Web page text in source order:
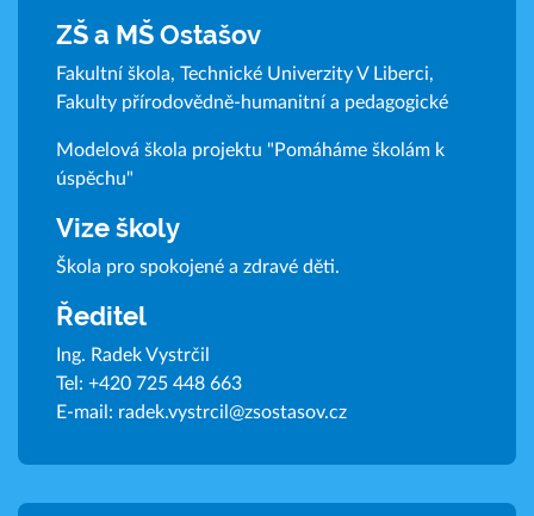
ZŠ a MŠ Ostašov
Fakultní škola, Technické Univerzity V Liberci,
Fakulty přírodovědně-humanitní a pedagogické
Modelová škola projektu "Pomáháme školám k
úspěchu"
Vize školy
Škola pro spokojené a zdravé děti.
Ředitel
Ing. Radek Vystrčil
Tel: +420 725 448 663
E-mail: radek.vystrcil@zsostasov.cz